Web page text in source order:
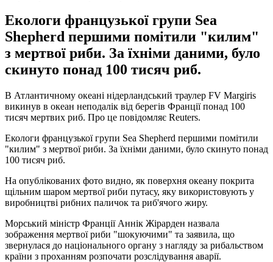
Екологи французької групи Sea
Shepherd першими помітили "килим"
з мертвої риби. За їхніми даними, було
скинуто понад 100 тисяч риб.
В Атлантичному океані нідерландський траулер FV Margiris
викинув в океан неподалік від берегів Франції понад 100
тисяч мертвих риб. Про це повідомляє Reuters.
Екологи французької групи Sea Shepherd першими помітили
"килим" з мертвої риби. За їхніми даними, було скинуто понад
100 тисяч риб.
На опублікованих фото видно, як поверхня океану покрита
щільним шаром мертвої риби путасу, яку використовують у
виробництві рибних паличок та риб'ячого жиру.
Морський міністр Франції Аннік Жірарден назвала
зображення мертвої риби "шокуючими" та заявила, що
звернулася до національного органу з нагляду за рибальством
країни з проханням розпочати розслідування аварії.